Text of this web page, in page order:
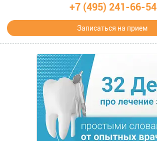
+7 (495) 241-66-54
Записаться на прием